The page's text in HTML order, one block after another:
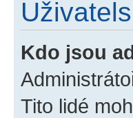
Kdo jsou
Tito lidé